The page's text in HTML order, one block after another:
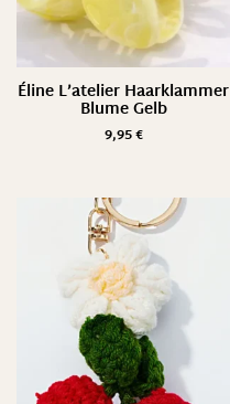
Éline L’atelier Haarklammer
Blume Gelb
9,95€